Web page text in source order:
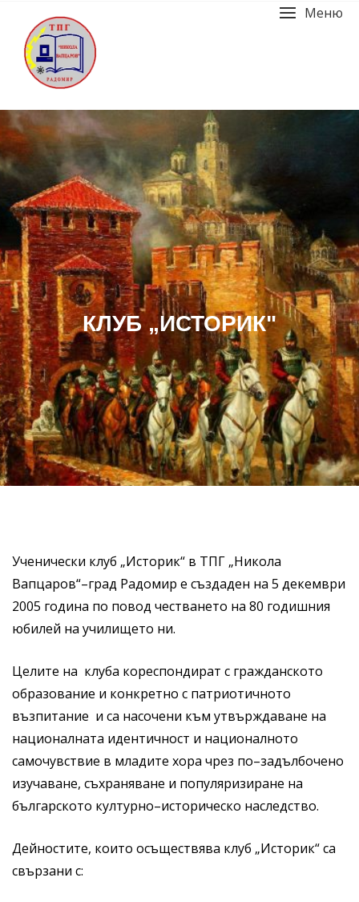
Меню
КЛУБ „ИСТОРИК"
Ученически клуб „Историк“ в ТПГ „Никола
Вапцаров“–град Радомир е създаден на 5 декември
2005 година по повод честването на 80 годишния
юбилей на училището ни.
Целите на клуба кореспондират с гражданското
образование и конкретно с патриотичното
възпитание и са насочени към утвърждаване на
националната идентичност и националното
самочувствие в младите хора чрез по–задълбочено
изучаване, съхраняване и популяризиране на
българското културно–историческо наследство.
Дейностите, които осъществява клуб „Историк“ са
свързани с: